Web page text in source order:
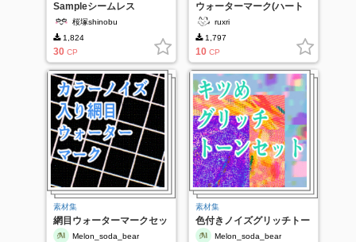
Sampleシームレス
桜塚shinobu
1,824
30 CP
ウォーターマーク(ハート
バージョン)
ruxri
1,797
10 CP
素材集
網目ウォーターマークセッ
ト
Melon_soda_bear
素材集
色付きノイズグリッチトー
ンセットMelon_soda_bear